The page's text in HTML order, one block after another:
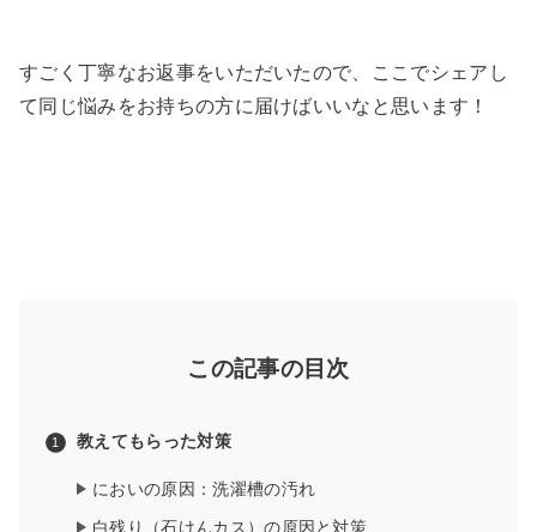
すごく丁寧なお返事をいただいたので、ここでシェアし
て同じ悩みをお持ちの方に届けばいいなと思います！
この記事の目次
教えてもらった対策
においの原因：洗濯槽の汚れ
白残り（石けんカス）の原因と対策